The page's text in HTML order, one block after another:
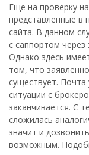
Еще на проверку
представленные в
сайта. В данном
с саппортом
Однако здесь
том, что
существует. Почта
ситуации с
заканчивается. С
сложилась
значит и
возможным.